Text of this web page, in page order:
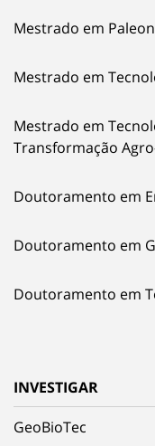
Mestrado em
Mestrado em
Mestrado em
Transformação
Doutoramento em
Doutoramento em
Doutoramento em
INVESTIGAR
GeoBioTec